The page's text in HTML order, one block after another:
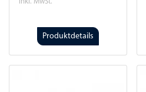
Produktdetails